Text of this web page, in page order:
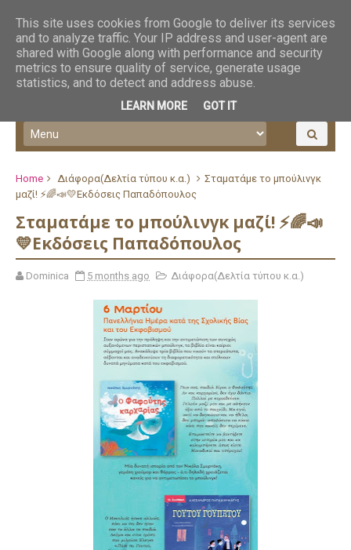
Home Διάφορα(Δελτία τύπου κ.α.)
Σταματάμε το μπούλινγκ
μαζί! ⚡🌈📣💛Εκδόσεις Παπαδόπουλος
Σταματάμε το μπούλινγκ μαζί! ⚡🌈📣
💛Εκδόσεις Παπαδόπουλος
Dominica 5 months ago Διάφορα(Δελτία τύπου κ.α.)
This site uses cookies from Google to deliver its services
and to analyze traffic. Your IP address and user-agent are
shared with Google along with performance and security
metrics to ensure quality of service, generate usage
statistics, and to detect and address abuse.
LEARN MORE GOT IT